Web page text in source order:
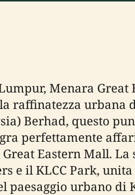
Menara
raffinatezza urbana
Berhad, questo
perfettamente
Eastern Mall.
e il KLCC Park,
paesaggio urbano di